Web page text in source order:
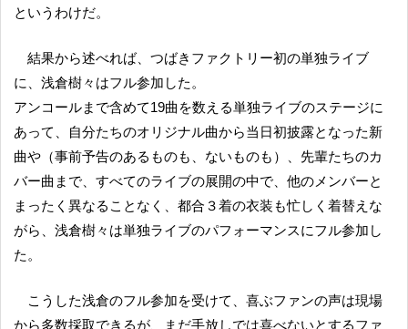
というわけだ。
結果から述べれば、つばきファクトリー初の単独ライブ
に、浅倉樹々はフル参加した。
アンコールまで含めて19曲を数える単独ライブのステージに
あって、自分たちのオリジナル曲から当日初披露となった新
曲や（事前予告のあるものも、ないものも）、先輩たちのカ
バー曲まで、すべてのライブの展開の中で、他のメンバーと
まったく異なることなく、都合３着の衣装も忙しく着替えな
がら、浅倉樹々は単独ライブのパフォーマンスにフル参加し
た。
こうした浅倉のフル参加を受けて、喜ぶファンの声は現場
から多数採取できるが、まだ手放しでは喜べないとするファ